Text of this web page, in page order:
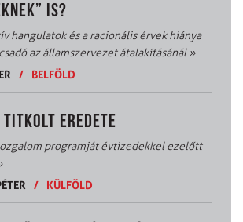
IS?
hangulatok és a racionális érvek hiánya
az államszervezet átalakításánál»
/ BELFÖLD
EREDETE
programját évtizedekkel ezelőtt
/ KÜLFÖLD